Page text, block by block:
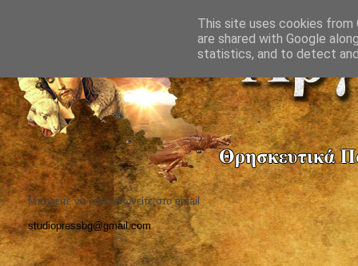
Μπορείτε να επικοινωνείτε στο email
studiopressbg@gmail.com
This site uses cookies from
are shared with Google
statistics, and to detect